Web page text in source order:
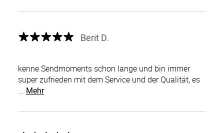
Berit D.
kenne Sendmoments schon lange und bin immer
super zufrieden mit dem Service und der Qualität, es
... Mehr